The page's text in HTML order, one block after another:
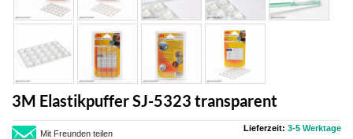
3M Elastikpuffer SJ-5323 transparent
Mit Freunden teilen
Lieferzeit: 3-5 Werktage